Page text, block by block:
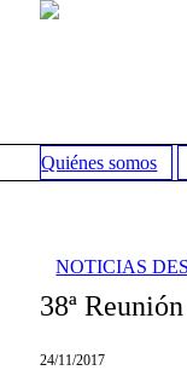
Quiénes somos
NOTICIAS
38ª
24/11/2017